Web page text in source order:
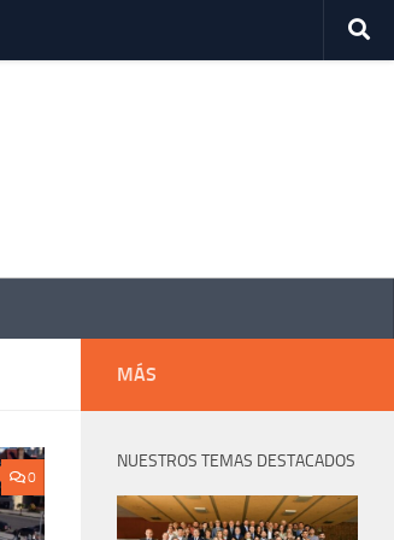
0
MÁS
NUESTROS TEMAS DESTACADOS